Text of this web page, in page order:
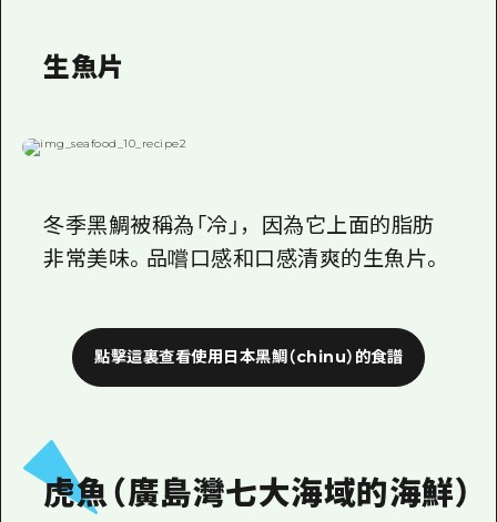
生魚片
冬季黑鯛被稱為「冷」，因為它上面的脂肪
非常美味。品嚐口感和口感清爽的生魚片。
點擊這裏查看使用日本黑鯛（chinu）的食譜
虎魚（廣島灣七大海域的海鮮）